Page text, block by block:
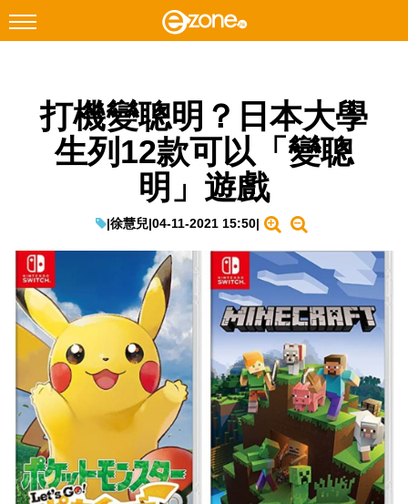
Facebook Instagram
科技焦點
教學評測
EduTech
IT Times
生成式AI與雲端應用
Enterprise Digital Transformation
特集
打機變聰明？日本大學
生列12款可以「變聰
明」遊戲
|徐慧兒|04-11-2021 15:50|